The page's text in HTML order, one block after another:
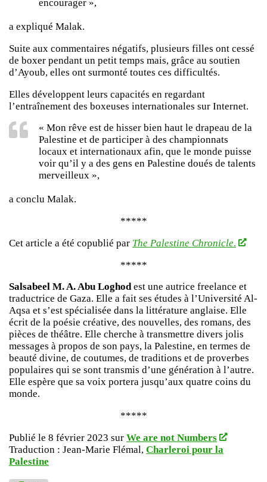
encourager »,
a expliqué Malak.
Suite aux commentaires négatifs, plusieurs filles ont cessé
de boxer pendant un petit temps mais, grâce au soutien
d’Ayoub, elles ont surmonté toutes ces difficultés.
Elles développent leurs capacités en regardant
l’entraînement des boxeuses internationales sur Internet.
« Mon rêve est de hisser bien haut le drapeau de la
Palestine et de participer à des championnats
locaux et internationaux afin, que le monde puisse
voir qu’il y a des gens en Palestine doués de talents
merveilleux »,
a conclu Malak.
*****
Cet article a été copublié par The Palestine Chronicle.
*****
Salsabeel M. A. Abu Loghodest une autrice freelance et
traductrice de Gaza. Elle a fait ses études à l’Université Al-
Aqsa et s’est spécialisée dans la littérature anglaise. Elle
écrit de la poésie créative, des nouvelles, des romans, des
pièces de théâtre. Elle cherche à transmettre divers jolis
messages à propos de son pays, la Palestine, en termes de
beauté divine, de coutumes, de traditions et de proverbes
populaires qui se sont transmis d’une génération à l’autre.
Elle espère que sa voix portera jusqu’aux quatre coins du
monde.
*****
Publié le 8 février 2023 sur We are not Numbers
Traduction : Jean-Marie Flémal, Charleroi pour la
Palestine